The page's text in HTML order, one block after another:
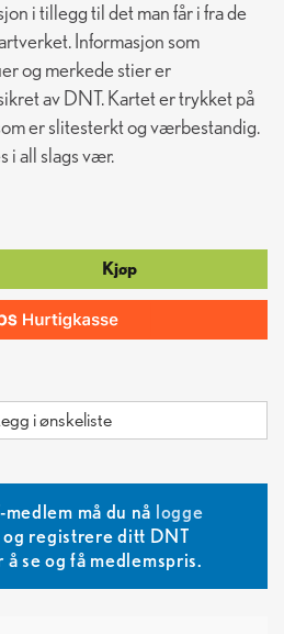
i tillegg til det man får i fra de
Informasjon som
og merkede stier er
av DNT. Kartet er trykket på
er slitesterkt og værbestandig.
i all slags vær.
Kjøp
i ønskeliste
må du nå logge
registrere ditt DNT
se og få medlemspris.